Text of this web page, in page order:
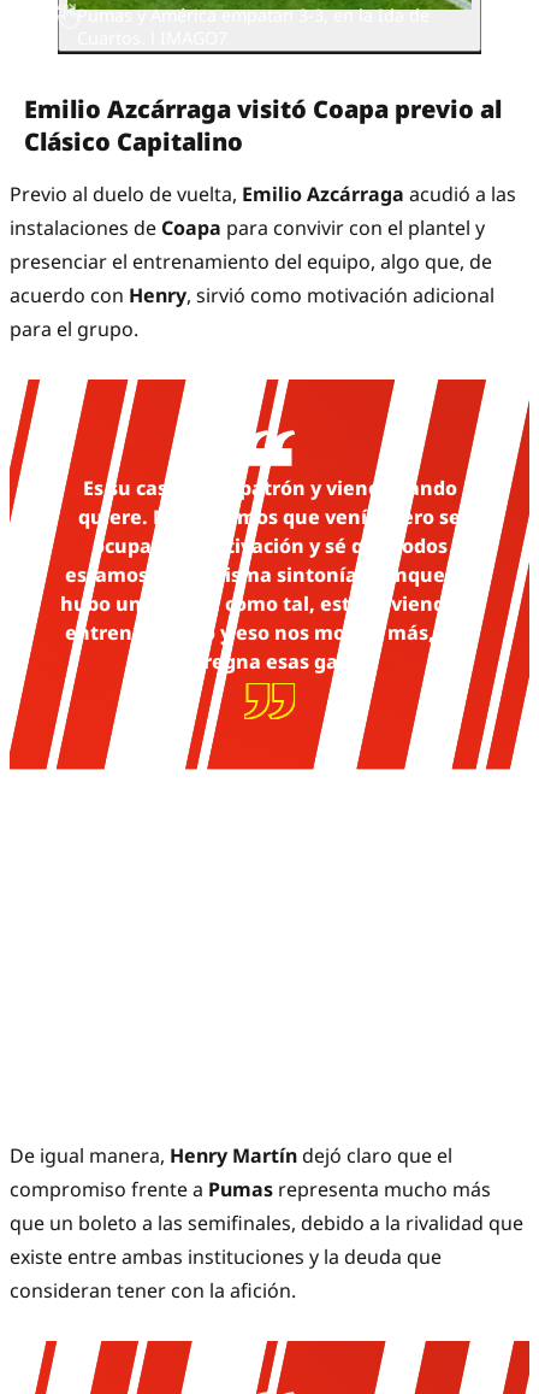
Pumas y América empatan 3-3, en la Ida de
Emilio Azcárraga visitó Coapa previo al
Clásico Capitalino
Previo al duelo de vuelta, Emilio Azcárraga acudió a las
instalaciones de Coapa para convivir con el plantel y
presenciar el entrenamiento del equipo, algo que, de
acuerdo con Henry, sirvió como motivación adicional
para el grupo.
Es su casa, es el patrón y viene cuando
quiere. No sabíamos que venía, pero se
ocupa esa motivación y sé que todos
estamos en la misma sintonía. Aunque no
hubo una charla como tal, estuvo viendo el
entrenamiento y eso nos motiva más, nos
impregna esas ganas
De igual manera, Henry Martíndejó claro que el
compromiso frente a Pumas representa mucho más
que un boleto a las semifinales, debido a la rivalidad que
existe entre ambas instituciones y la deuda que
consideran tener con la afición.